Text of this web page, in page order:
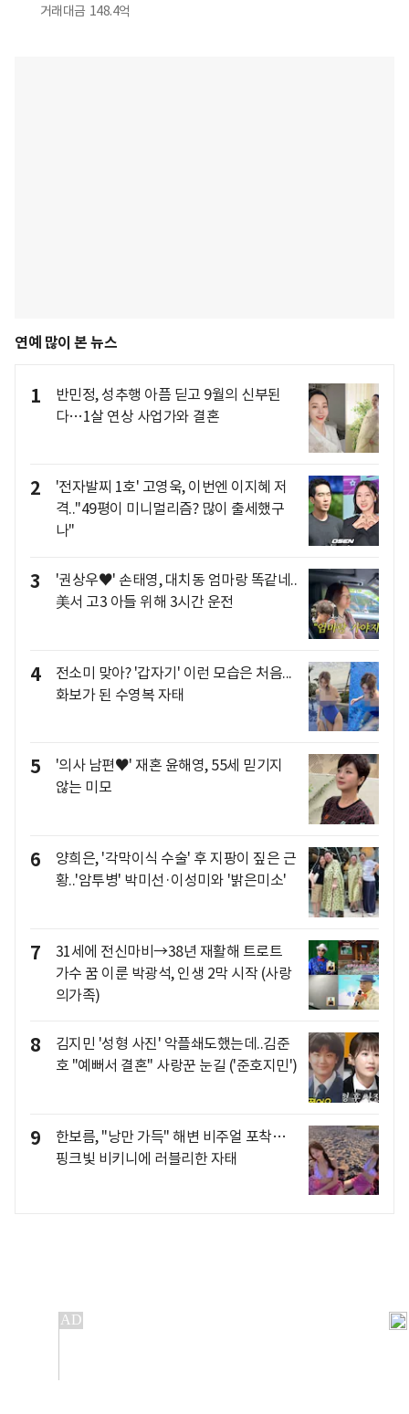
거래대금 148.4억
연예 많이 본 뉴스
1
반민정, 성추행 아픔 딛고 9월의 신부된
다…1살 연상 사업가와 결혼
2
'전자발찌 1호' 고영욱, 이번엔 이지혜 저
격.."49평이 미니멀리즘? 많이 출세했구
나"
3
'권상우♥' 손태영, 대치동 엄마랑 똑같네..
美서 고3 아들 위해 3시간 운전
4
전소미 맞아? '갑자기' 이런 모습은 처음...
화보가 된 수영복 자태
5
'의사 남편♥' 재혼 윤해영, 55세 믿기지
않는 미모
6
양희은, '각막이식 수술' 후 지팡이 짚은 근
황..'암투병' 박미선·이성미와 '밝은미소'
7
31세에 전신마비→38년 재활해 트로트
가수 꿈 이룬 박광석, 인생 2막 시작 (사랑
의가족)
8
김지민 '성형 사진' 악플쇄도했는데..김준
호 "예뻐서 결혼" 사랑꾼 눈길 ('준호지민')
9
한보름, "낭만 가득" 해변 비주얼 포착…
핑크빛 비키니에 러블리한 자태